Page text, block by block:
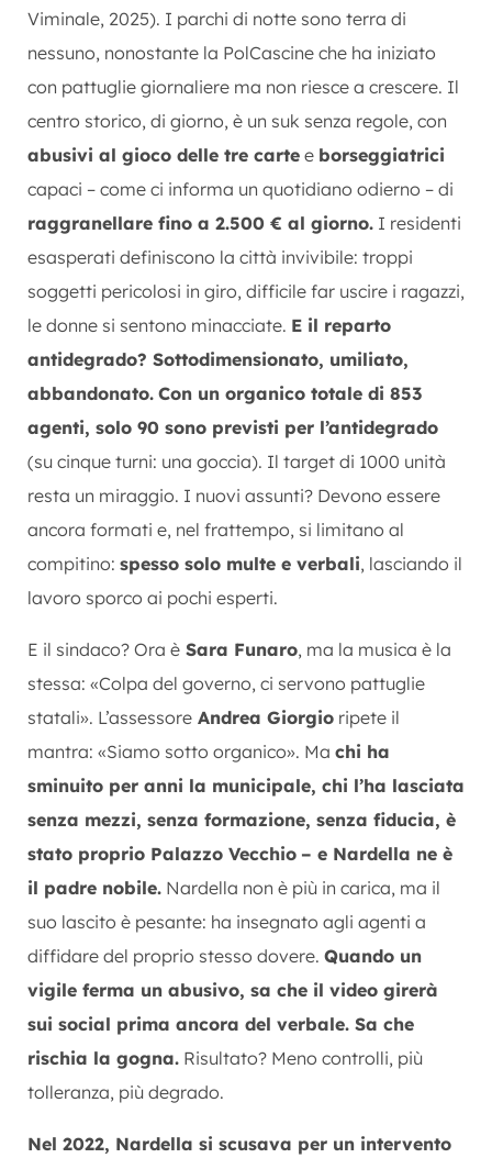
Viminale, 2025). I parchi di notte sono terra di
nessuno, nonostante la PolCascine che ha iniziato
con pattuglie giornaliere ma non riesce a crescere. Il
centro storico, di giorno, è un suk senza regole, con
abusivi al gioco delle tre carte e borseggiatrici
capaci – come ci informa un quotidiano odierno – di
raggranellare fino a 2.500 € al giorno. I residenti
esasperati definiscono la città invivibile: troppi
soggetti pericolosi in giro, difficile far uscire i ragazzi,
le donne si sentono minacciate. E il reparto
antidegrado? Sottodimensionato, umiliato,
abbandonato. Con un organico totale di 853
agenti, solo 90 sono previsti per l’antidegrado
(su cinque turni: una goccia). Il target di 1000 unità
resta un miraggio. I nuovi assunti? Devono essere
ancora formati e, nel frattempo, si limitano al
compitino: spesso solo multe e verbali, lasciando il
lavoro sporco ai pochi esperti.
E il sindaco? Ora è Sara Funaro, ma la musica è la
stessa: «Colpa del governo, ci servono pattuglie
statali». L’assessore Andrea Giorgio ripete il
mantra: «Siamo sotto organico». Ma chi ha
sminuito per anni la municipale, chi l’ha lasciata
senza mezzi, senza formazione, senza fiducia, è
stato proprio Palazzo Vecchio – e Nardella ne è
il padre nobile. Nardella non è più in carica, ma il
suo lascito è pesante: ha insegnato agli agenti a
diffidare del proprio stesso dovere. Quando un
vigile ferma un abusivo, sa che il video girerà
sui social prima ancora del verbale. Sa che
rischia la gogna. Risultato? Meno controlli, più
tolleranza, più degrado.
Nel 2022, Nardella si scusava per un intervento